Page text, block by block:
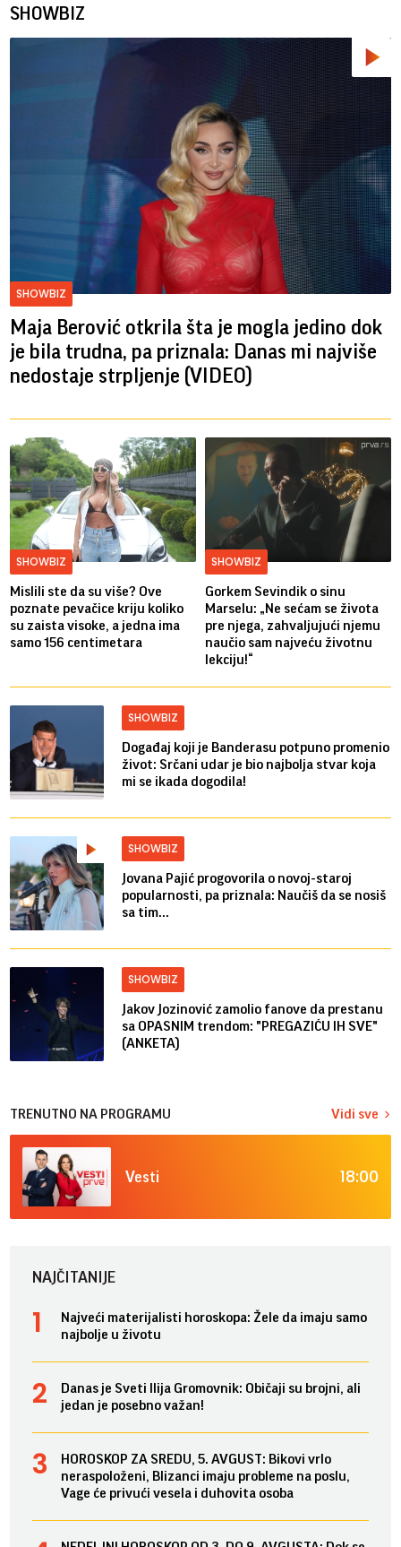
SHOWBIZ
SHOWBIZ
Maja Berović otkrila šta je mogla jedino dok
je bila trudna, pa priznala: Danas mi najviše
nedostaje strpljenje (VIDEO)
SHOWBIZ
Mislili ste da su više? Ove
poznate pevačice kriju koliko
su zaista visoke, a jedna ima
samo 156 centimetara
SHOWBIZ
Gorkem Sevindik o sinu
Marselu: „Ne sećam se života
pre njega, zahvaljujući njemu
naučio sam najveću životnu
lekciju!“
SHOWBIZ
Događaj koji je Banderasu potpuno promenio
život: Srčani udar je bio najbolja stvar koja
mi se ikada dogodila!
SHOWBIZ
Jovana Pajić progovorila o novoj-staroj
popularnosti, pa priznala: Naučiš da se nosiš
sa tim...
SHOWBIZ
Jakov Jozinović zamolio fanove da prestanu
sa OPASNIM trendom: "PREGAZIĆU IH SVE"
(ANKETA)
TRENUTNO NA PROGRAMU Vidi sve
Vesti 18:00
NAJČITANIJE
Najveći materijalisti horoskopa: Žele da imaju samo
najbolje u životu
Danas je Sveti Ilija Gromovnik: Običaji su brojni, ali
jedan je posebno važan!
HOROSKOP ZA SREDU, 5. AVGUST: Bikovi vrlo
neraspoloženi, Blizanci imaju probleme na poslu,
Vage će privući vesela i duhovita osoba